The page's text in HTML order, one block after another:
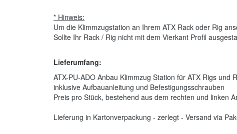
* Hinweis:
Um die Klimmzugstation an Ihrem ATX Rack oder Rig
Sollte Ihr Rack / Rig nicht mit dem Vierkant Profil
Lieferumfang:
ATX-PU-ADO Anbau Klimmzug Station für ATX Rigs und
inklusive Aufbauanleitung und Befestigungsschrauben
Preis pro Stück, bestehend aus dem rechten und linken
Lieferung in Kartonverpackung - zerlegt - Versand via